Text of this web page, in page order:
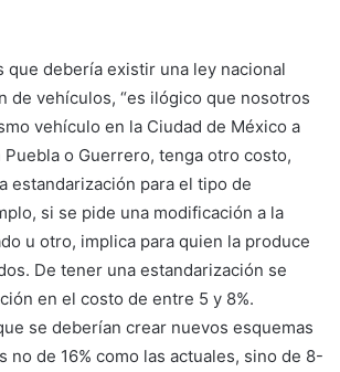
que debería existir una ley nacional
de vehículos, “es ilógico que nosotros
vehículo en la Ciudad de México a
o Guerrero, tenga otro costo,
estandarización para el tipo de
si se pide una modificación a la
u otro, implica para quien la produce
De tener una estandarización se
en el costo de entre 5 y 8%.
se deberían crear nuevos esquemas
no de 16% como las actuales, sino de 8-